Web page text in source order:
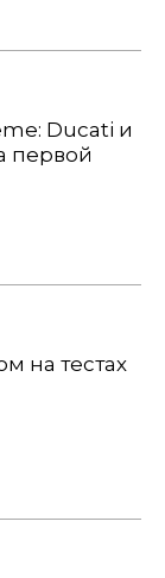
Ducati и
первой
на тестах